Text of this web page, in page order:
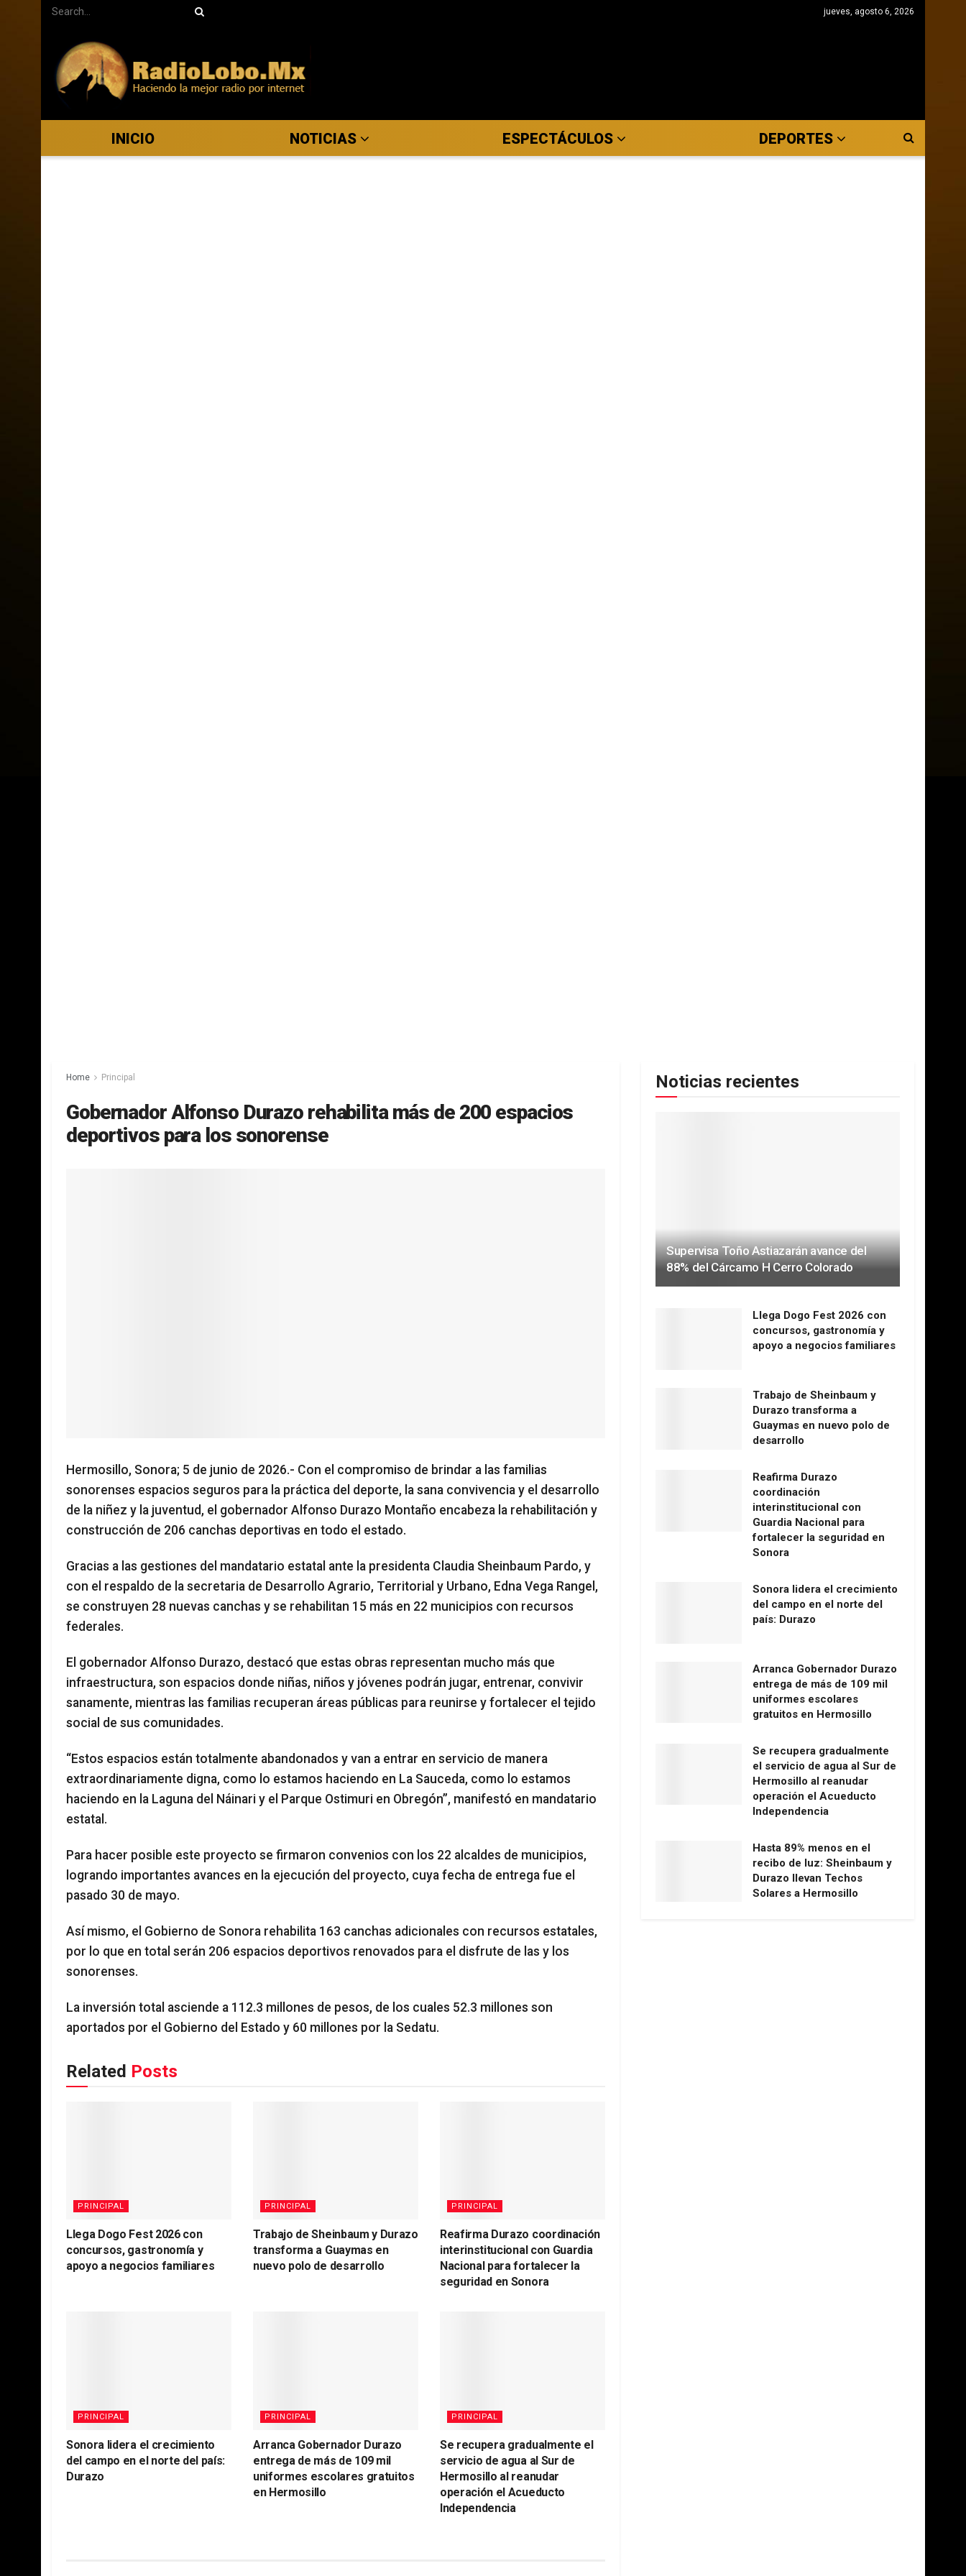
jueves, agosto 6, 2026
INICIO NOTICIAS ESPECTÁCULOS DEPORTES
Home Principal
Gobernador Alfonso Durazo rehabilita más de 200 espacios
deportivos para los sonorense
Hermosillo, Sonora; 5 de junio de 2026.- Con el compromiso de brindar a las familias
sonorenses espacios seguros para la práctica del deporte, la sana convivencia y el desarrollo
de la niñez y la juventud, el gobernador Alfonso Durazo Montaño encabeza la rehabilitación y
construcción de 206 canchas deportivas en todo el estado.
Gracias a las gestiones del mandatario estatal ante la presidenta Claudia Sheinbaum Pardo, y
con el respaldo de la secretaria de Desarrollo Agrario, Territorial y Urbano, Edna Vega Rangel,
se construyen 28 nuevas canchas y se rehabilitan 15 más en 22 municipios con recursos
federales.
El gobernador Alfonso Durazo, destacó que estas obras representan mucho más que
infraestructura, son espacios donde niñas, niños y jóvenes podrán jugar, entrenar, convivir
sanamente, mientras las familias recuperan áreas públicas para reunirse y fortalecer el tejido
social de sus comunidades.
“Estos espacios están totalmente abandonados y van a entrar en servicio de manera
extraordinariamente digna, como lo estamos haciendo en La Sauceda, como lo estamos
haciendo en la Laguna del Náinari y el Parque Ostimuri en Obregón”, manifestó en mandatario
estatal.
Para hacer posible este proyecto se firmaron convenios con los 22 alcaldes de municipios,
logrando importantes avances en la ejecución del proyecto, cuya fecha de entrega fue el
pasado 30 de mayo.
Así mismo, el Gobierno de Sonora rehabilita 163 canchas adicionales con recursos estatales,
por lo que en total serán 206 espacios deportivos renovados para el disfrute de las y los
sonorenses.
La inversión total asciende a 112.3 millones de pesos, de los cuales 52.3 millones son
aportados por el Gobierno del Estado y 60 millones por la Sedatu.
Related Posts
PRINCIPAL
Llega Dogo Fest 2026 con
concursos, gastronomía y
apoyo a negocios familiares
PRINCIPAL
Trabajo de Sheinbaum y Durazo
transforma a Guaymas en
nuevo polo de desarrollo
PRINCIPAL
Reafirma Durazo coordinación
interinstitucional con Guardia
Nacional para fortalecer la
seguridad en Sonora
PRINCIPAL
Sonora lidera el crecimiento
del campo en el norte del país:
Durazo
PRINCIPAL
Arranca Gobernador Durazo
entrega de más de 109 mil
uniformes escolares gratuitos
en Hermosillo
PRINCIPAL
Se recupera gradualmente el
servicio de agua al Sur de
Hermosillo al reanudar
operación el Acueducto
Independencia
Noticias recientes
Supervisa Toño Astiazarán avance del
88% del Cárcamo H Cerro Colorado
Llega Dogo Fest 2026 con
concursos, gastronomía y
apoyo a negocios familiares
Trabajo de Sheinbaum y
Durazo transforma a
Guaymas en nuevo polo de
desarrollo
Reafirma Durazo
coordinación
interinstitucional con
Guardia Nacional para
fortalecer la seguridad en
Sonora
Sonora lidera el crecimiento
del campo en el norte del
país: Durazo
Arranca Gobernador Durazo
entrega de más de 109 mil
uniformes escolares
gratuitos en Hermosillo
Se recupera gradualmente
el servicio de agua al Sur de
Hermosillo al reanudar
operación el Acueducto
Independencia
Hasta 89% menos en el
recibo de luz: Sheinbaum y
Durazo llevan Techos
Solares a Hermosillo